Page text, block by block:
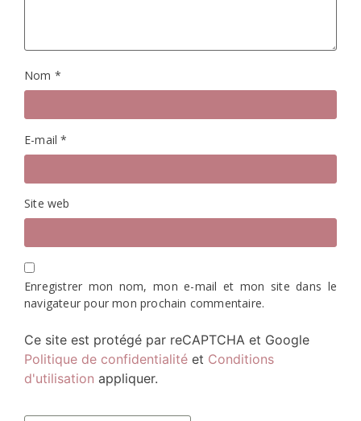
Nom *
E-mail*
Site web
Enregistrer mon nom, mon e-mail et mon site dans le
navigateur pour mon prochain commentaire.
Ce site est protégé par reCAPTCHA et Google
Politique de confidentialité et Conditions
d'utilisation appliquer.